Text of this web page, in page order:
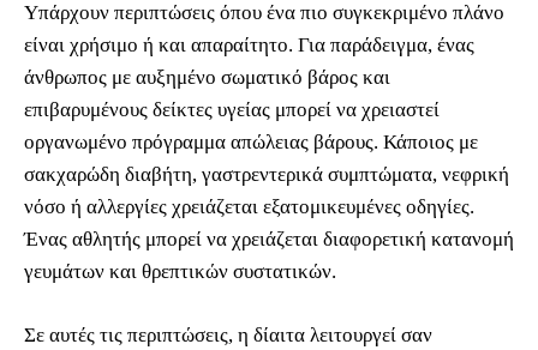
Υπάρχουν περιπτώσεις όπου ένα πιο συγκεκριμένο πλάνο
είναι χρήσιμο ή και απαραίτητο. Για παράδειγμα, ένας
άνθρωπος με αυξημένο σωματικό βάρος και
επιβαρυμένους δείκτες υγείας μπορεί να χρειαστεί
οργανωμένο πρόγραμμα απώλειας βάρους. Κάποιος με
σακχαρώδη διαβήτη, γαστρεντερικά συμπτώματα, νεφρική
νόσο ή αλλεργίες χρειάζεται εξατομικευμένες οδηγίες.
Ένας αθλητής μπορεί να χρειάζεται διαφορετική κατανομή
γευμάτων και θρεπτικών συστατικών.
Σε αυτές τις περιπτώσεις, η δίαιτα λειτουργεί σαν